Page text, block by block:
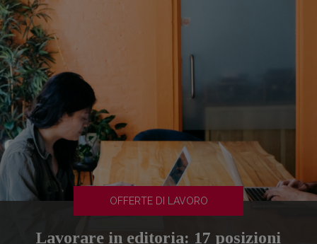
OFFERTE DI LAVORO
Lavorare in editoria: 17 posizioni